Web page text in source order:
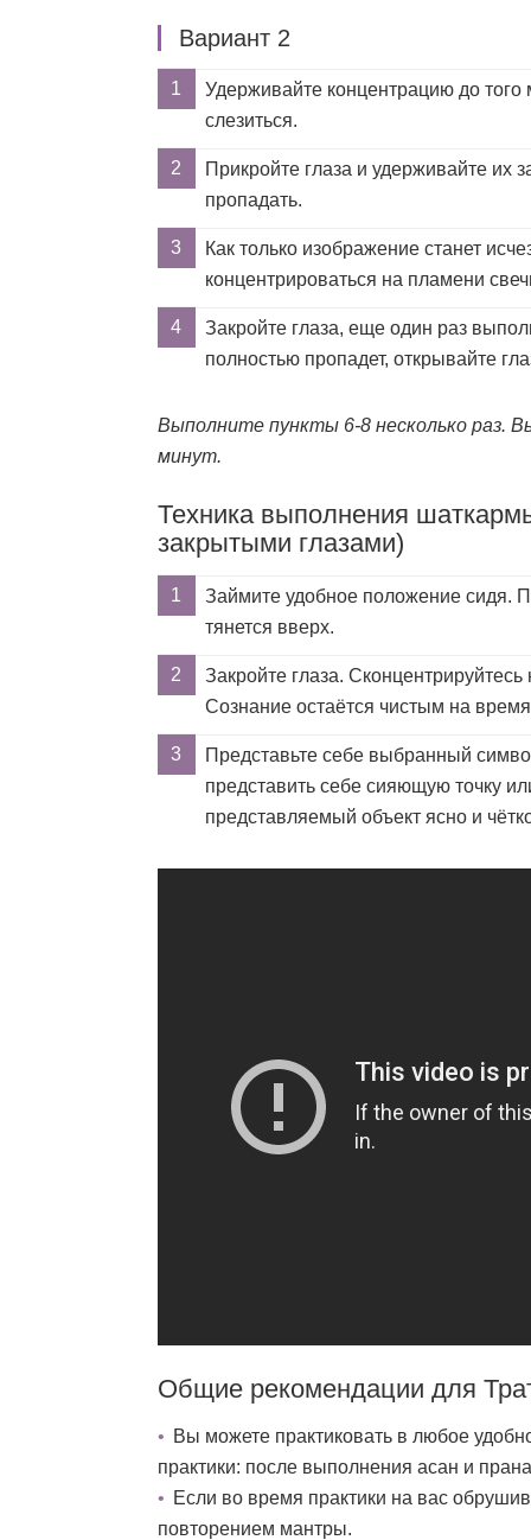
Вариант 2
Удерживайте концентрацию до того
слезиться.
Прикройте глаза и удерживайте их
пропадать.
Как только изображение станет
концентрироваться на пламени
Закройте глаза, еще один раз
полностью пропадет, открывайте
Выполните пункты 6-8 несколько раз.
минут.
Техника выполнения
закрытыми глазами)
Займите удобное положение сидя.
тянется вверх.
Закройте глаза.
Сознание остаётся чистым на
Представьте себе выбранный
представить себе сияющую точку
представляемый объект ясно и
Общие рекомендации для
Вы можете практиковать в любое
практики: после выполнения асан и
Если во время практики на вас
повторением мантры.